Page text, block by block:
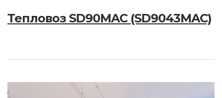
Тепловоз SD90MAC (SD9043MAC)